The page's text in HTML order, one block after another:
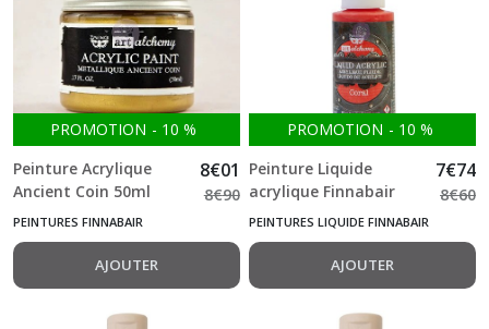
PROMOTION - 10 %
Peinture Acrylique
Ancient Coin 50ml
Finnabair
8€01
8€90
PEINTURES FINNABAIR
AJOUTER
PROMOTION - 10 %
Peinture Liquide
acrylique Finnabair
Coral 30ml
7€74
8€60
PEINTURES LIQUIDE FINNABAIR
AJOUTER